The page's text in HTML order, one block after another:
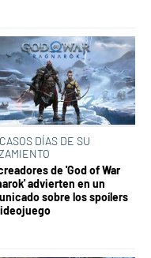
DÍAS DE SU
de 'God of War
advierten en un
sobre los spoílers